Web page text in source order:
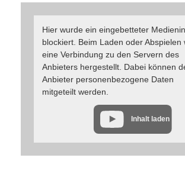
Hier wurde ein eingebetteter
blockiert. Beim Laden oder Abspielen
eine Verbindung zu den Servern des
Anbieters hergestellt. Dabei können
Anbieter personenbezogene Daten
mitgeteilt werden.
Inhalt laden